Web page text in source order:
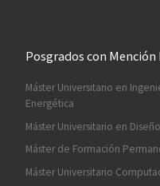
Posgrados con Mención
Máster Universitario en
Energética
Máster Universitario en
Máster de Formación
Máster Universitario